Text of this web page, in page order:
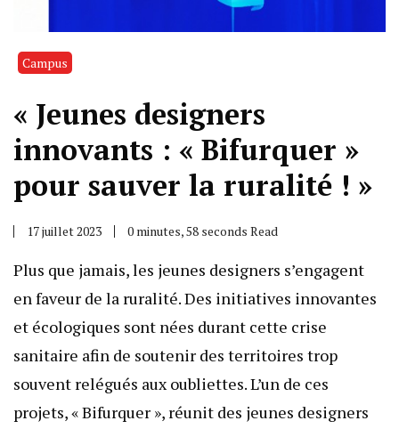
Campus
« Jeunes designers
innovants : « Bifurquer »
pour sauver la ruralité ! »
17 juillet 2023 0 minutes, 58 seconds Read
Plus que jamais, les jeunes designers s’engagent
en faveur de la ruralité. Des initiatives innovantes
et écologiques sont nées durant cette crise
sanitaire afin de soutenir des territoires trop
souvent relégués aux oubliettes. L’un de ces
projets, « Bifurquer », réunit des jeunes designers